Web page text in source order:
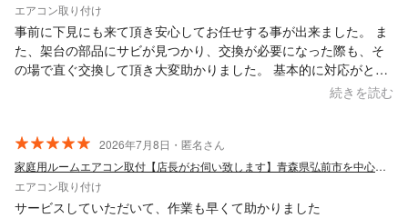
エアコン取り付け
事前に下見にも来て頂き安心してお任せする事が出来ました。 ま
た、架台の部品にサビが見つかり、交換が必要になった際も、そ
の場で直ぐ交換して頂き大変助かりました。 基本的に対応がとて
も丁寧で、こちらも気持ち良く作業をお願いする事が出来まし
続きを読む
2026年7月8日・匿名さん
家庭用ルームエアコン取付【店長がお伺い致します】青森県弘前市を中心に対応してます
エアコン取り付け
サービスしていただいて、作業も早くて助かりました